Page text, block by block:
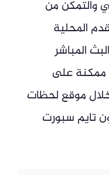
والتمكن من
المحلية
المباشر
ممكنة على
خلال موقع لحظات
تايم سبورت